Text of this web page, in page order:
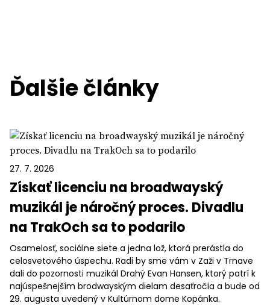
Ďalšie články
27. 7. 2026
Získať licenciu na broadwayský
muzikál je náročný proces. Divadlu
na TrakOch sa to podarilo
Osamelosť, sociálne siete a jedna lož, ktorá prerástla do
celosvetového úspechu. Radi by sme vám v Zaži v Trnave
dali do pozornosti muzikál Drahý Evan Hansen, ktorý patrí k
najúspešnejším brodwayským dielam desaťročia a bude od
29. augusta uvedený v Kultúrnom dome Kopánka.